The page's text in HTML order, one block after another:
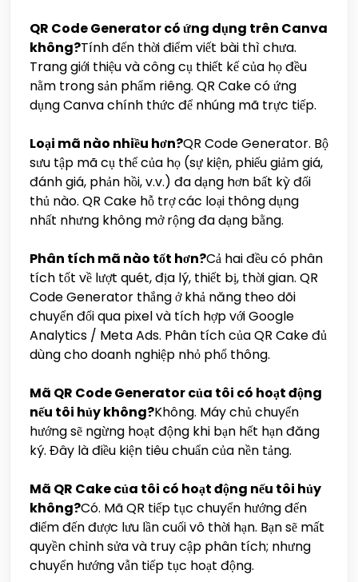
QR Code Generator có ứng dụng trên Canva
không?Tính đến thời điểm viết bài thì chưa.
Trang giới thiệu và công cụ thiết kế của họ đều
nằm trong sản phẩm riêng. QR Cake có ứng
dụng Canva chính thức để nhúng mã trực tiếp.
Loại mã nào nhiều hơn?QR Code Generator. Bộ
sưu tập mã cụ thể của họ (sự kiện, phiếu giảm giá,
đánh giá, phản hồi, v.v.) đa dạng hơn bất kỳ đối
thủ nào. QR Cake hỗ trợ các loại thông dụng
nhất nhưng không mở rộng đa dạng bằng.
Phân tích mã nào tốt hơn?Cả hai đều có phân
tích tốt về lượt quét, địa lý, thiết bị, thời gian. QR
Code Generator thắng ở khả năng theo dõi
chuyển đổi qua pixel và tích hợp với Google
Analytics / Meta Ads. Phân tích của QR Cake đủ
dùng cho doanh nghiệp nhỏ phổ thông.
Mã QR Code Generator của tôi có hoạt động
nếu tôi hủy không?Không. Máy chủ chuyển
hướng sẽ ngừng hoạt động khi bạn hết hạn đăng
ký. Đây là điều kiện tiêu chuẩn của nền tảng.
Mã QR Cake của tôi có hoạt động nếu tôi hủy
không?Có. Mã QR tiếp tục chuyển hướng đến
điểm đến được lưu lần cuối vô thời hạn. Bạn sẽ mất
quyền chỉnh sửa và truy cập phân tích; nhưng
chuyển hướng vẫn tiếp tục hoạt động.